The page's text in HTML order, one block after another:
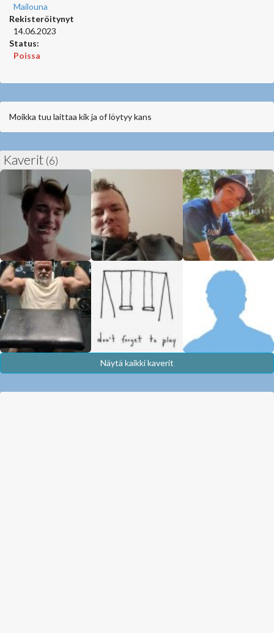
Mailouna
Rekisteröitynyt
14.06.2023
Status:
Poissa
Moikka tuu laittaa kik ja of löytyy kans
Kaverit (6)
Näytä kaikki kaverit